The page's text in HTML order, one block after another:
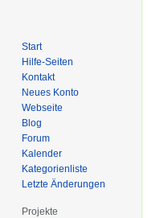
Start
Hilfe-Seiten
Kontakt
Neues Konto
Webseite
Blog
Forum
Kalender
Kategorienliste
Letzte Änderungen
Projekte